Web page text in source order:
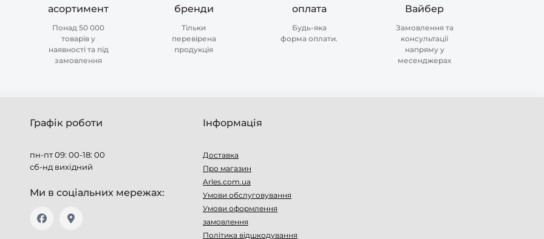
асортимент
Понад 50 000
товарів у
наявності та під
замовлення
бренди
Тільки
перевірена
продукція
оплата
Будь-яка
форма оплати.
Вайбер
Замовлення та
консультації
напряму у
месенджерах
Графік роботи
пн-пт 09: 00-18: 00
сб-нд вихідний
Ми в соціальних мережах:
Інформація
Доставка
Про магазин
Arles.com.ua
Умови обслуговування
Умови оформлення
замовлення
Політика відшкодування